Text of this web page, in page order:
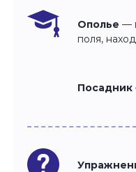
Ополье —
поля,
Посадник